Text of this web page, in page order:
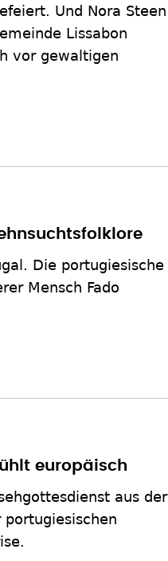
Und Nora Steen
Lissabon
vor gewaltigen
Die portugiesische
Mensch Fado
europäisch
aus der